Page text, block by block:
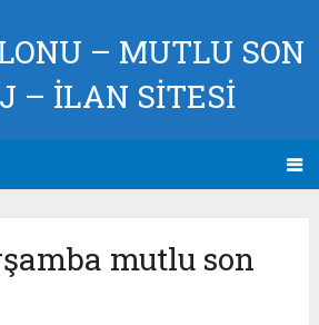
– MUTLU SON
– İLAN SİTESİ
mutlu son